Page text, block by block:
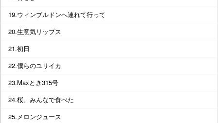
19.ウィンブルドンへ連れて行って
20.生意気リップス
21.初日
22.僕らのユリイカ
23.Maxとき315号
24.桜、みんなで食べた
25.メロンジュース